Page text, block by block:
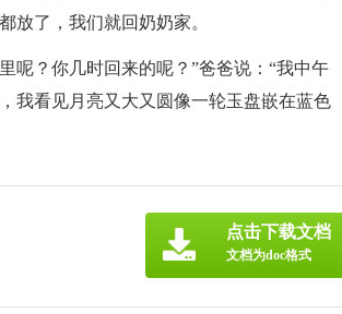
放了，我们就回奶奶家。
呢？你几时回来的呢？”爸爸说：“我中午
我看见月亮又大又圆像一轮玉盘嵌在蓝色
点击下载文档
文档为doc格式